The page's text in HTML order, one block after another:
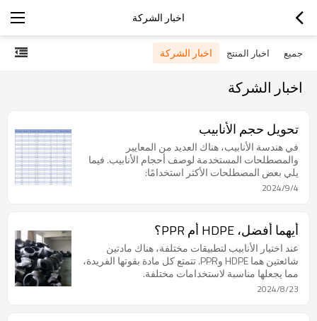
اخبار الشركة
جميع اخبار المنتج اخبار الشركة
اخبار الشركة
تحويل حجم الأنابيب
في هندسة الأنابيب، هناك العديد من المعايير
والمصطلحات المستخدمة لوصف أحجام الأنابيب. فيما
يلي بعض المصطلحات الأكثر استخدامًا:
2024/9/4
أيهما أفضل، HDPE أم PPR؟
عند اختيار الأنابيب لتطبيقات مختلفة، هناك مادتين
شائعتين هما HDPE وPPR. تتمتع كل مادة بقوتها الفريدة،
مما يجعلها مناسبة لاستخدامات مختلفة.
2024/8/23